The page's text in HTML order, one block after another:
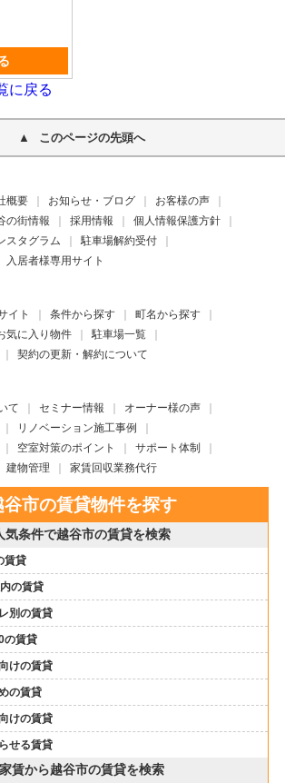
に戻る
このページの先頭へ
概要 お知らせ・ブログ
お客様の声
の街情報 採用情報
個人情報保護方針
スタグラム
駐車場解約受付
入居者様専用サイト
イト 条件から探す
町名から探す
気に入り物件
駐車場一覧
契約の更新・解約について
て セミナー情報
オーナー様の声
リノベーション施工事例
空室対策のポイント
サポート体制
建物管理 家賃回収業務代行
谷市の賃貸物件を探す
気条件で越谷市の賃貸を検索
賃貸
の賃貸
別の賃貸
の賃貸
けの賃貸
の賃貸
けの賃貸
せる賃貸
家賃から越谷市の賃貸を検索